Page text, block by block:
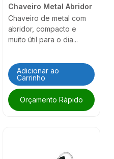
Chaveiro Metal Abridor
Chaveiro de metal com
abridor, compacto e
muito útil para o dia...
Adicionar ao
Carrinho
Orçamento Rápido